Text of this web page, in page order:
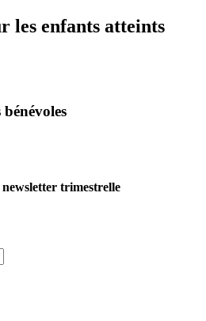
les enfants atteints
trimestrelle